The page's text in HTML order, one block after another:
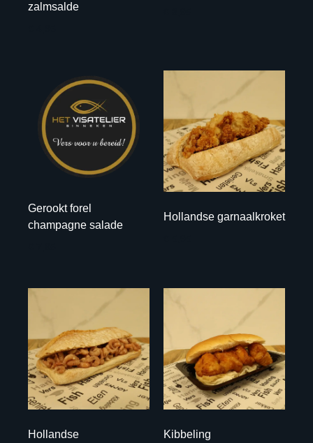
zalmsalde
Gerookt forel
champagne salade
Hollandse garnaalkroket
Hollandse
Kibbeling